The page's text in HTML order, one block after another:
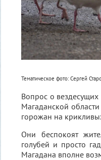
Тематическое фото: Сергей
Вопрос о
Магаданской
горожан на
Они беспокоят
голубей и просто
Магадана вполне